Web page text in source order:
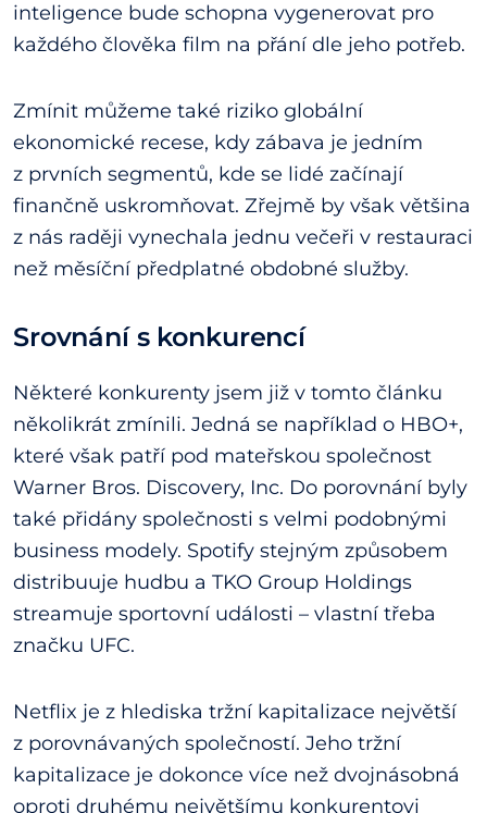
inteligence bude schopna vygenerovat pro
každého člověka film na přání dle jeho potřeb.
Zmínit můžeme také riziko globální
ekonomické recese, kdy zábava je jedním
z prvních segmentů, kde se lidé začínají
finančně uskromňovat. Zřejmě by však většina
z nás raději vynechala jednu večeři v restauraci
než měsíční předplatné obdobné služby.
Srovnání s konkurencí
Některé konkurenty jsem již v tomto článku
několikrát zmínili. Jedná se například o HBO+,
které však patří pod mateřskou společnost
Warner Bros. Discovery, Inc. Do porovnání byly
také přidány společnosti s velmi podobnými
business modely. Spotify stejným způsobem
distribuuje hudbu a TKO Group Holdings
streamuje sportovní události – vlastní třeba
značku UFC.
Netflix je z hlediska tržní kapitalizace největší
z porovnávaných společností. Jeho tržní
kapitalizace je dokonce více než dvojnásobná
oproti druhému největšímu konkurentovi